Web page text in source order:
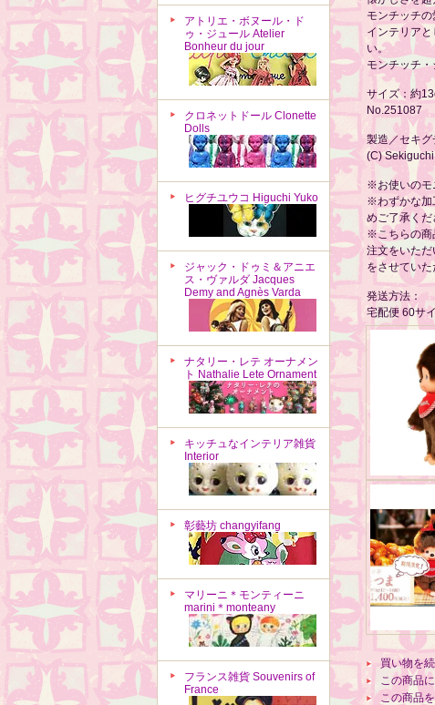
アトリエ・ボヌール・ド
ゥ・ジュール Atelier
Bonheur du jour
クロネットドール Clonette
Dolls
ヒグチユウコ Higuchi Yuko
ジャック・ドゥミ＆アニエ
ス・ヴァルダ Jacques
Demy and Agnès Varda
ナタリー・レテ オーナメン
ト Nathalie Lete Ornament
キッチュなインテリア雑貨
Interior
彰藝坊 changyifang
マリーニ＊モンティーニ
marini＊monteany
フランス雑貨 Souvenirs of
France
モンチッチ
インテリア
い。
モンチッチ
サイズ：約
No.251087
製造／セキグ
(C)
※お使いのモ
※わずかな加
めご了承くだ
※こちらの商
注文をいた
をさせていた
発送方法：
宅配便 60サ
買い物を
この商品
この商品